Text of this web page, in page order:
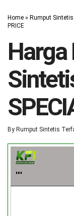
Home » Rumput Sintetis
PRICE
Harga
By Rumput Sintetis